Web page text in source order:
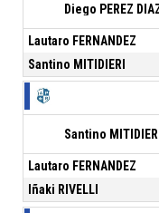
Diego PEREZ
Lautaro FERNANDEZ
Santino MITIDIERI
Santino MITIDIERI
Lautaro FERNANDEZ
Iñaki RIVELLI